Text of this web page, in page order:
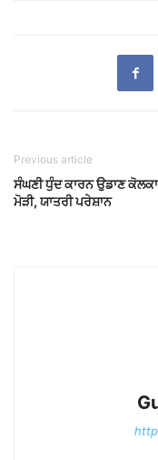
Previous article
ਸੰਘਣੀ ਧੁੰਦ ਕਾਰਨ ਉਡਾਣ
ਮੋੜੀ, ਯਾਤਰੀ ਪਰੇਸ਼ਾਨ